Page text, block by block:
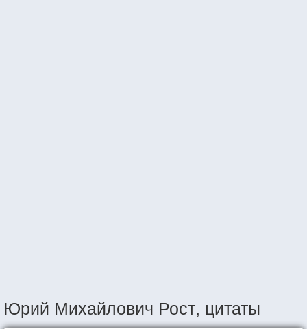
Юрий Михайлович Рост, цитаты